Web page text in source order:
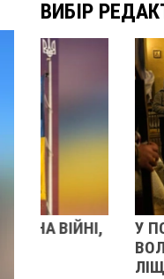
ВИБІР
У ПОЛТАВІ
ВОЛОДИМИРОМ
ЛІЩИНСЬКИМ